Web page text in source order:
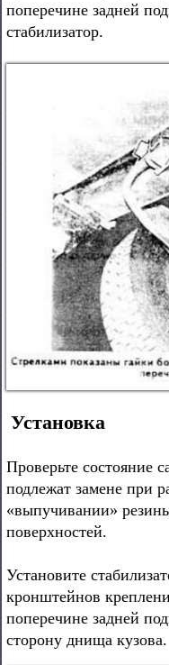
поперечине задней
стабилизатор.
Установка
Проверьте состояние
подлежат замене при
«выпучивании»
поверхностей.
Установите
кронштейнов
поперечине задней
сторону днища кузова.